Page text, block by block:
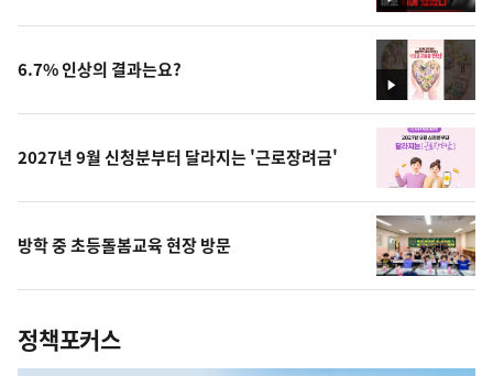
영
상
영
상
6.7% 인상의 결과는요?
2027년 9월 신청분부터 달라지는 '근로장려금'
방학 중 초등돌봄교육 현장 방문
정책포커스